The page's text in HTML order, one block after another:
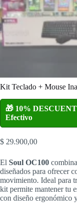
Kit Teclado + Mouse
🎁 10%
Efectivo
$ 29.900,00
El Soul OC100
diseñados para ofrecer
movimiento. Ideal para
kit permite mantener tu
con diseño ergonómico